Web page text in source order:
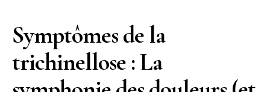
Symptômes de la
trichinellose : La